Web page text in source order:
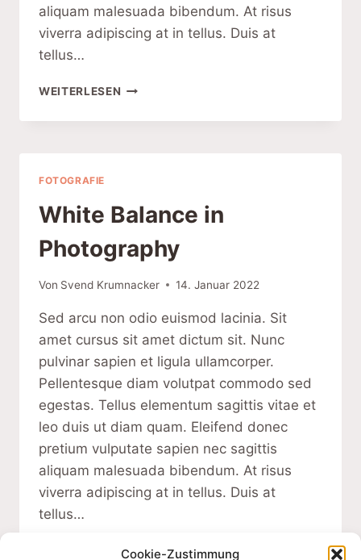
Cookie-Zustimmung
aliquam malesuada bibendum. At risus
viverra adipiscing at in tellus. Duis at
tellus…
WEITERLESEN 5
PHOTOGRAPHY
FOTOGRAFIE
White Balance in
Photography
Von Svend Krumnacker 14. Januar 2022
Sed arcu non odio euismod lacinia. Sit
amet cursus sit amet dictum sit. Nunc
pulvinar sapien et ligula ullamcorper.
Pellentesque diam volutpat commodo sed
egestas. Tellus elementum sagittis vitae et
leo duis ut diam quam. Eleifend donec
pretium vulputate sapien nec sagittis
aliquam malesuada bibendum. At risus
viverra adipiscing at in tellus. Duis at
tellus…
WHITE